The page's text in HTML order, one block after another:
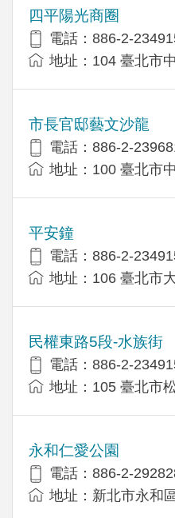
四平陽光商圈
電話：886-2-
地址：104 臺北市
市長官邸藝文沙龍
電話：886-2-
地址：100 臺北市
平安鐘
電話：886-2-
地址：106 臺北市
民權東路5段-水族街
電話：886-2-
地址：105 臺北市
永和仁愛公園
電話：886-2-
地址：新北市永和